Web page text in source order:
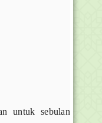
untuk sebulan